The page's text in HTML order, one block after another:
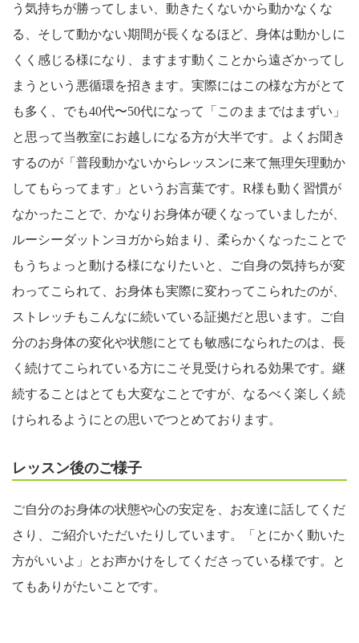
う気持ちが勝ってしまい、動きたくないから動かなくな
る、そして動かない期間が長くなるほど、身体は動かしに
くく感じる様になり、ますます動くことから遠ざかってし
まうという悪循環を招きます。実際にはこの様な方がとて
も多く、でも40代〜50代になって「このままではまずい」
と思って当教室にお越しになる方が大半です。よくお聞き
するのが「普段動かないからレッスンに来て無理矢理動か
してもらってます」というお言葉です。R様も動く習慣が
なかったことで、かなりお身体が硬くなっていましたが、
ルーシーダットンヨガから始まり、柔らかくなったことで
もうちょっと動ける様になりたいと、ご自身の気持ちが変
わってこられて、お身体も実際に変わってこられたのが、
ストレッチもこんなに続いている証拠だと思います。ご自
分のお身体の変化や状態にとても敏感になられたのは、長
く続けてこられている方にこそ見受けられる効果です。継
続することはとても大変なことですが、なるべく楽しく続
けられるようにとの思いでつとめております。
レッスン後のご様子
ご自分のお身体の状態や心の安定を、お友達に話してくだ
さり、ご紹介いただいたりしています。「とにかく動いた
方がいいよ」とお声かけをしてくださっている様です。と
てもありがたいことです。